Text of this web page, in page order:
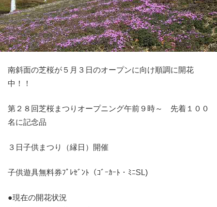
南斜面の芝桜が５月３日のオープンに向け順調に開花
中！！
第２８回芝桜まつりオープニング午前９時～ 先着１００
名に記念品
３日子供まつり（縁日）開催
子供遊具無料券ﾌﾟﾚｾﾞﾝﾄ（ｺﾞｰｶｰﾄ・ﾐﾆSL)
●現在の開花状況